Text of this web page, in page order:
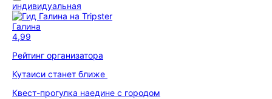
индивидуальная
Галина
4,99
Рейтинг организатора
Кутаиси станет ближе
Квест-прогулка наедине с городом